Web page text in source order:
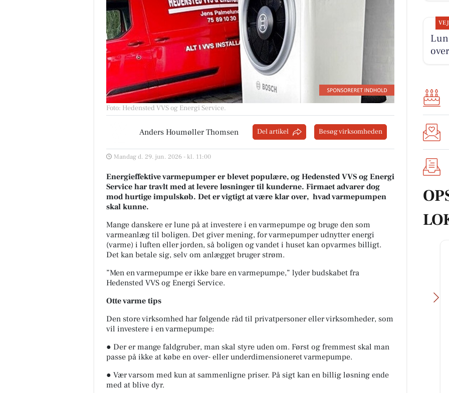
Foto: Hedensted VVS og Energi Service.
Anders Houmøller Thomsen Del artikel Besøg virksomheden
Mandag d. 29. jun. 2026 - kl. 11:00
Energieffektive varmepumper er blevet populære, og Hedensted VVS og Energi
Service har travlt med at levere løsninger til kunderne. Firmaet advarer dog
mod hurtige impulskøb. Det er vigtigt at være klar over, hvad varmepumpen
skal kunne.
Mange danskere er lune på at investere i en varmepumpe og bruge den som
varmeanlæg til boligen. Det giver mening, for varmepumper udnytter energi
(varme) i luften eller jorden, så boligen og vandet i huset kan opvarmes billigt.
Det kan betale sig, selv om anlægget bruger strøm.
”Men en varmepumpe er ikke bare en varmepumpe,” lyder budskabet fra
Hedensted VVS og Energi Service.
Otte varme tips
Den store virksomhed har følgende råd til privatpersoner eller virksomheder, som
vil investere i en varmepumpe:
● Der er mange faldgruber, man skal styre uden om. Først og fremmest skal man
passe på ikke at købe en over- eller underdimensioneret varmepumpe.
● Vær varsom med kun at sammenligne priser. På sigt kan en billig løsning ende
med at blive dyr.
MediSkin
mere dramatisk end virkeligheden
😉 Vi får ofte spørgsmål om,
Fodterapeutisk Klinik
FØR / NU - Ligtorne 1. besøg i dec.